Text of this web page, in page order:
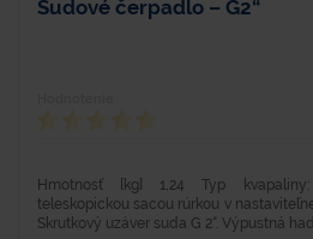
Sudové čerpadlo – G2“
Hmotnosť [kg] 1,24 Typ
teleskopickou sacou rúrkou v
Skrutkový uzáver suda G 2“. Výpustná